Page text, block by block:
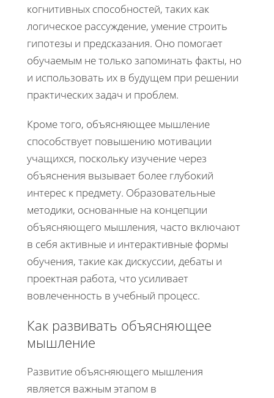
когнитивных способностей, таких как
логическое рассуждение, умение строить
гипотезы и предсказания. Оно помогает
обучаемым не только запоминать факты, но
и использовать их в будущем при решении
практических задач и проблем.
Кроме того, объясняющее мышление
способствует повышению мотивации
учащихся, поскольку изучение через
объяснения вызывает более глубокий
интерес к предмету. Образовательные
методики, основанные на концепции
объясняющего мышления, часто включают
в себя активные и интерактивные формы
обучения, такие как дискуссии, дебаты и
проектная работа, что усиливает
вовлеченность в учебный процесс.
Как развивать объясняющее
мышление
Развитие объясняющего мышления
является важным этапом в